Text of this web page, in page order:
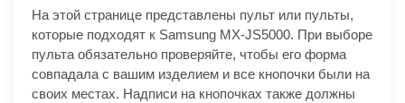
На этой странице представлены пульт или пульты,
которые подходят к Samsung MX-JS5000. При выборе
пульта обязательно проверяйте, чтобы его форма
совпадала с вашим изделием и все кнопочки были на
своих местах. Надписи на кнопочках также должны